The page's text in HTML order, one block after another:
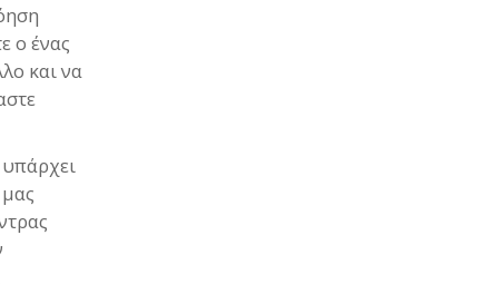
ο ένας
και να